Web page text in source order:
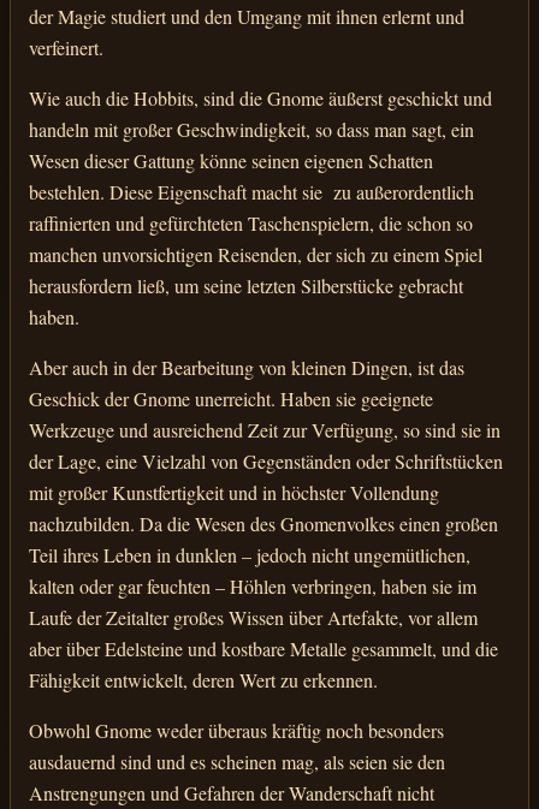
der Magie studiert und den Umgang mit ihnen erlernt und
verfeinert.
Wie auch die Hobbits, sind die Gnome äußerst geschickt und
handeln mit großer Geschwindigkeit, so dass man sagt, ein
Wesen dieser Gattung könne seinen eigenen Schatten
bestehlen. Diese Eigenschaft macht sie zu außerordentlich
raffinierten und gefürchteten Taschenspielern, die schon so
manchen unvorsichtigen Reisenden, der sich zu einem Spiel
herausfordern ließ, um seine letzten Silberstücke gebracht
haben.
Aber auch in der Bearbeitung von kleinen Dingen, ist das
Geschick der Gnome unerreicht. Haben sie geeignete
Werkzeuge und ausreichend Zeit zur Verfügung, so sind sie in
der Lage, eine Vielzahl von Gegenständen oder Schriftstücken
mit großer Kunstfertigkeit und in höchster Vollendung
nachzubilden. Da die Wesen des Gnomenvolkes einen großen
Teil ihres Leben in dunklen – jedoch nicht ungemütlichen,
kalten oder gar feuchten – Höhlen verbringen, haben sie im
Laufe der Zeitalter großes Wissen über Artefakte, vor allem
aber über Edelsteine und kostbare Metalle gesammelt, und die
Fähigkeit entwickelt, deren Wert zu erkennen.
Obwohl Gnome weder überaus kräftig noch besonders
ausdauernd sind und es scheinen mag, als seien sie den
Anstrengungen und Gefahren der Wanderschaft nicht